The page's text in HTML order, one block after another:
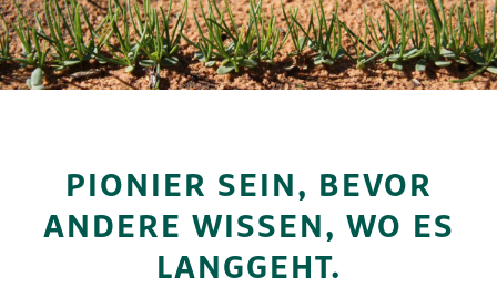
PIONIER SEIN, BEVOR
ANDERE WISSEN, WO ES
LANGGEHT.